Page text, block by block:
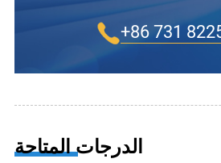
+86 731
الدرجات المتاحة